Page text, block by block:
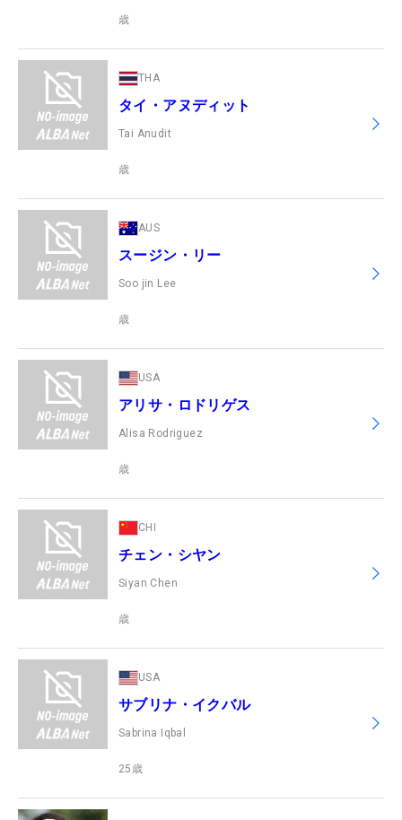
歳
THA
タイ・アヌディット
Tai Anudit
歳
AUS
スージン・リー
Soo jin Lee
歳
USA
アリサ・ロドリゲス
Alisa Rodriguez
歳
CHI
チェン・シヤン
Siyan Chen
歳
USA
サブリナ・イクバル
Sabrina Iqbal
25 歳